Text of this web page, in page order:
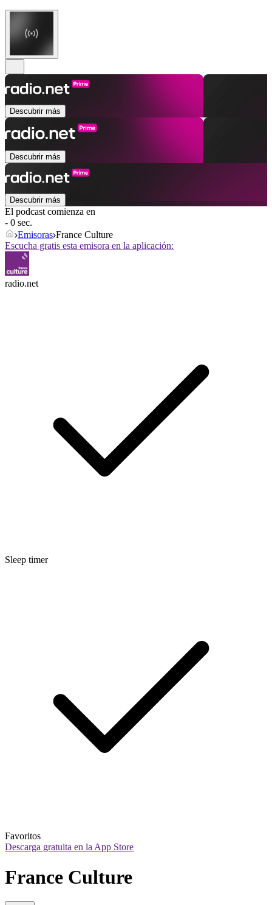
Descubrir más
Descubrir más
Descubrir más
El podcast comienza en
- 0 sec.
Emisoras France Culture
Escucha gratis esta emisora en la aplicación:
radio.net
Sleep timer
Favoritos
Descarga gratuita en la App Store
France Culture